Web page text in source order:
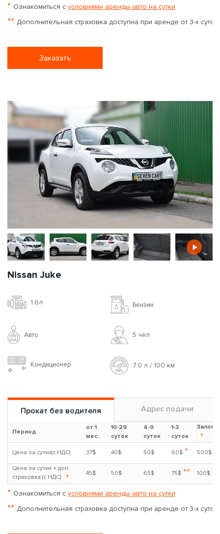
* Ознакомиться с условиями аренды авто на сутки
** Дополнительная страховка доступна при аренде от 3-х суток
Заказать
Nissan Juke
1.6л Бензин
Авто 5 чел
Кондиционер 7.0 л / 100 км
Прокат без водителя Адрес подачи
Период
от 1
мес.
10-29
суток
4-9
суток
1-3
суток
Залог
?
Цена за сутки(с НДС) 37$ 40$ 50$ 60$ * 500$
Цена за сутки + доп.
страховка (с НДС)
?
45$ 50$ 65$ 75$ ** 100$
* Ознакомиться с условиями аренды авто на сутки
** Дополнительная страховка доступна при аренде от 3-х суток